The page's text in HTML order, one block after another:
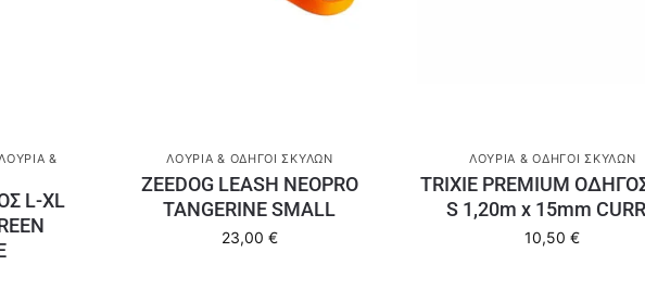
&
L-XL
ΛΟΥΡΙΆ & ΟΔΗΓΟΊ ΣΚΎΛΩΝ
ZEEDOG LEASH NEOPRO
TANGERINE SMALL
23,00 €
ΛΟΥΡΙΆ & ΟΔΗΓΟΊ ΣΚΎΛΩΝ
TRIXIE PREMIUM
S 1,20m x 15mm
10,50€